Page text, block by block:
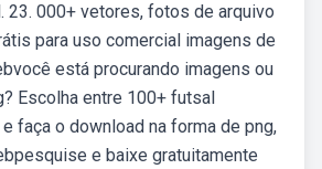
23. 000+ vetores, fotos de arquivo
para uso comercial imagens de
está procurando imagens ou
Escolha entre 100+ futsal
faça o download na forma de png,
e baixe gratuitamente